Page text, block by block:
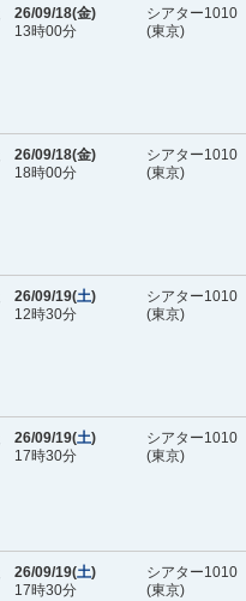
26/09/18(金)
13時00分
シアター1010
(東京)
26/09/18(金)
18時00分
シアター1010
(東京)
26/09/19(土)
12時30分
シアター1010
(東京)
26/09/19(土)
17時30分
シアター1010
(東京)
26/09/19(土)
17時30分
シアター1010
(東京)